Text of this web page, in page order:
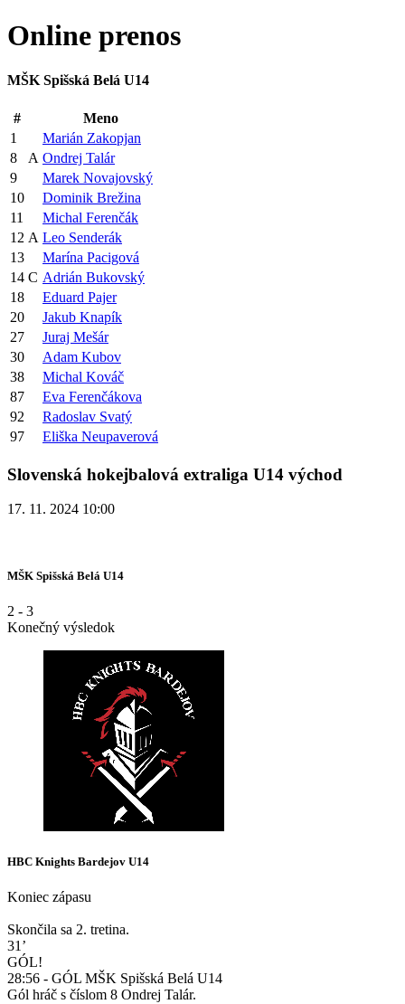
Online prenos
MŠK Spišská Belá U14
#
Meno
1
Marián Zakopjan
8
A Ondrej Talár
9
Marek Novajovský
10
Dominik Brežina
11
Michal Ferenčák
12 A Leo Senderák
13
Marína Pacigová
14 C Adrián Bukovský
18
Eduard Pajer
20
Jakub Knapík
27
Juraj Mešár
30
Adam Kubov
38
Michal Kováč
87
Eva Ferenčákova
92
Radoslav Svatý
97
Eliška Neupaverová
Slovenská hokejbalová extraliga U14 východ
17. 11. 2024 10:00
MŠK Spišská Belá U14
2 - 3
Konečný výsledok
HBC Knights Bardejov U14
Koniec zápasu
Skončila sa 2. tretina.
31’
GÓL!
28:56 - GÓL MŠK Spišská Belá U14
Gól hráč s číslom 8 Ondrej Talár.